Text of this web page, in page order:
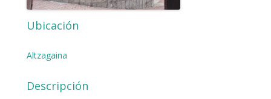
Ubicación
Altzagaina
Descripción